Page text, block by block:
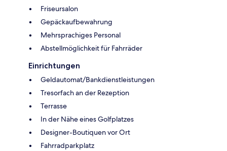
Friseursalon
Gepäckaufbewahrung
Mehrsprachiges Personal
Abstellmöglichkeit für Fahrräder
Einrichtungen
Geldautomat/Bankdienstleistungen
Tresorfach an der Rezeption
Terrasse
In der Nähe eines Golfplatzes
Designer-Boutiquen vor Ort
Fahrradparkplatz